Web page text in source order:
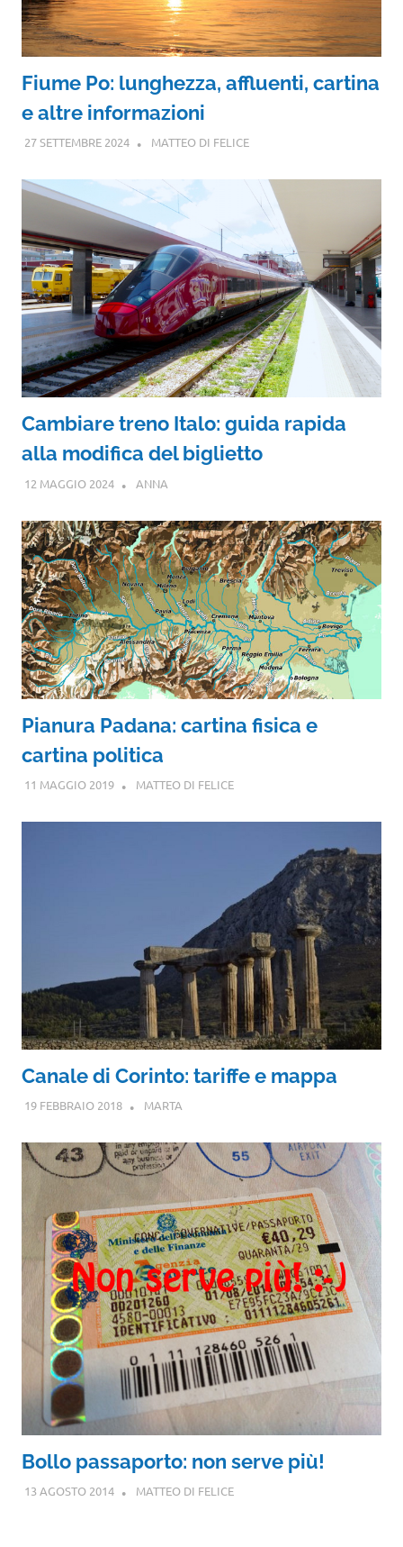
Fiume Po: lunghezza, affluenti, cartina
e altre informazioni
27 SETTEMBRE 2024 MATTEO DI FELICE
Cambiare treno Italo: guida rapida
alla modifica del biglietto
12 MAGGIO 2024 ANNA
Pianura Padana: cartina fisica e
cartina politica
11 MAGGIO 2019 MATTEO DI FELICE
Canale di Corinto: tariffe e mappa
19 FEBBRAIO 2018 MARTA
Bollo passaporto: non serve più!
13 AGOSTO 2014 MATTEO DI FELICE